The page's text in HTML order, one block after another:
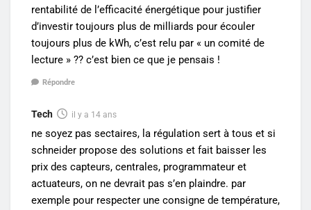
rentabilité de l’efficacité énergétique pour justifier
d’investir toujours plus de milliards pour écouler
toujours plus de kWh, c’est relu par « un comité de
lecture » ?? c’est bien ce que je pensais !
Répondre
Tech il y a 14 ans
ne soyez pas sectaires, la régulation sert à tous et si
schneider propose des solutions et fait baisser les
prix des capteurs, centrales, programmateur et
actuateurs, on ne devrait pas s’en plaindre. par
exemple pour respecter une consigne de température,